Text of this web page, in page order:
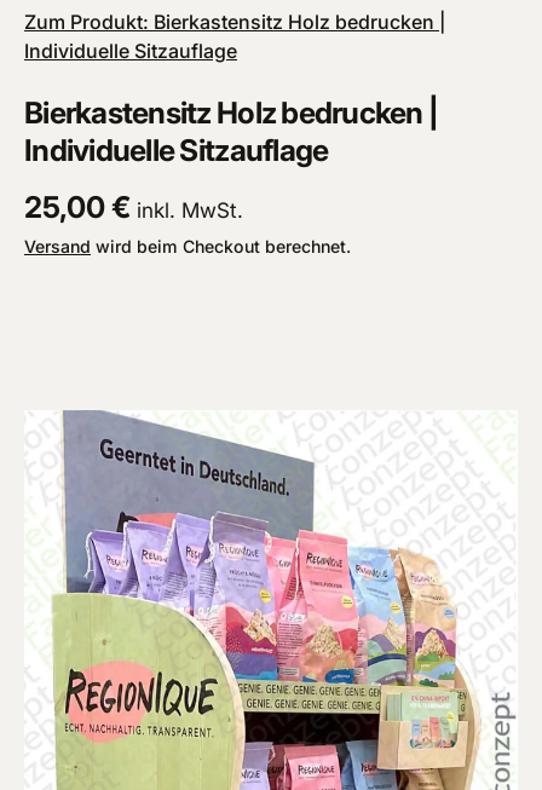
Zum Produkt: Bierkastensitz Holz bedrucken |
Individuelle Sitzauflage
Bierkastensitz Holz bedrucken |
Individuelle Sitzauflage
Normaler Preis
25,00 € inkl. MwSt.
Versand wird beim Checkout berechnet.